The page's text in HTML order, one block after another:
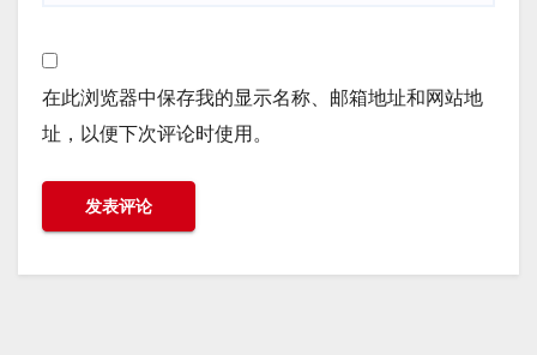
在此浏览器中保存我的显示名称、邮箱地址和网站地
址，以便下次评论时使用。